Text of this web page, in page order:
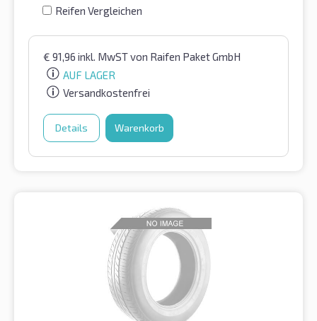
Reifen Vergleichen
€ 91,96 inkl. MwSTvon Raifen Paket GmbH
AUF LAGER
Versandkostenfrei
Details Warenkorb